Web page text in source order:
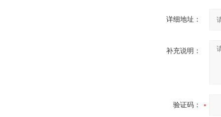
详细地址：
补充说明：
验证码：